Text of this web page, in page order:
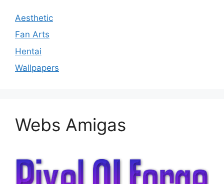
Aesthetic
Fan Arts
Hentai
Wallpapers
Webs Amigas